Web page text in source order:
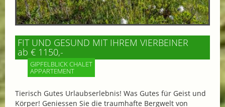
FIT UND GESUND MIT IHREM VIERBEINER
ab € 1150,-
GIPFELBLICK CHALET
APPARTEMENT
Tierisch Gutes Urlaubserlebnis! Was Gutes für Geist und
Körper! Geniessen Sie die traumhafte Bergwelt von